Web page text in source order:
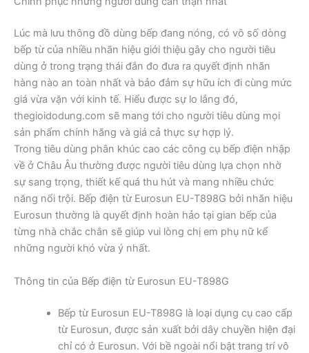
Lúc mà lưu thông đồ dùng bếp đang nóng, có vô số dòng
bếp từ của nhiều nhãn hiệu giới thiệu gây cho người tiêu
dùng ở trong trạng thái đắn đo đưa ra quyết định nhãn
hàng nào an toàn nhất và bảo đảm sự hữu ích đi cùng mức
giá vừa vặn với kinh tế. Hiểu được sự lo lắng đó,
thegioidodung.com sẽ mang tới cho người tiêu dùng mọi
sản phẩm chính hãng và giá cả thực sự hợp lý.
Trong tiêu dùng phân khúc cao các công cụ bếp điện nhập
về ở Châu Âu thường được người tiêu dùng lựa chọn nhờ
sự sang trọng, thiết kế quá thu hút và mang nhiều chức
năng nổi trội. Bếp điện từ Eurosun EU-T898G bởi nhãn hiệu
Eurosun thường là quyết định hoàn hảo tại gian bếp của
từng nhà chắc chắn sẽ giúp vui lòng chị em phụ nữ kể
những người khó vừa ý nhất.
Thông tin của Bếp điện từ Eurosun EU-T898G
Bếp từ Eurosun EU-T898G là loại dụng cụ cao cấp
từ Eurosun, được sản xuất bởi dây chuyền hiện đại
chỉ có ở Eurosun. Với bề ngoài nổi bật trang trí vô